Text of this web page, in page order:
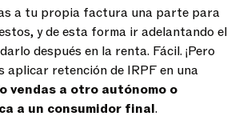
a tu propia factura una parte para
y de esta forma ir adelantando el
después en la renta. Fácil. ¡Pero
aplicar retención de IRPF en una
vendas a otro autónomo o
a un consumidor final.